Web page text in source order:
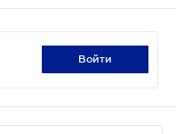
войти